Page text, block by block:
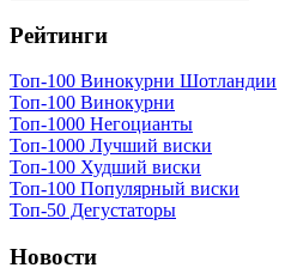
Рейтинги
Топ-100 Винокурни Шотландии
Топ-100 Винокурни
Топ-1000 Негоцианты
Топ-1000 Лучший виски
Топ-100 Худший виски
Топ-100 Популярный виски
Топ-50 Дегустаторы
Новости